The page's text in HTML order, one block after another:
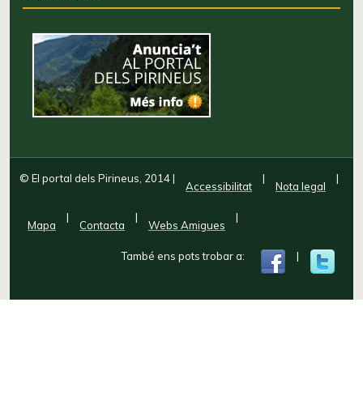
© El portal dels Pirineus, 2014|
Accessibilitat
|
Nota legal
|
Mapa
|
Contacta
|
Webs Amigues
|
També ens pots trobar a: |